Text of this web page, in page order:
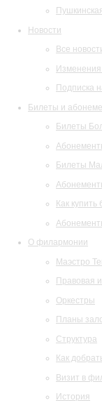
Новости
Все
Подписка
Билеты и
Билеты
Билеты
Как купить
О филармонии
Маэстро
Правовая
Оркестры
Планы
Структура
Как
Визит в
История